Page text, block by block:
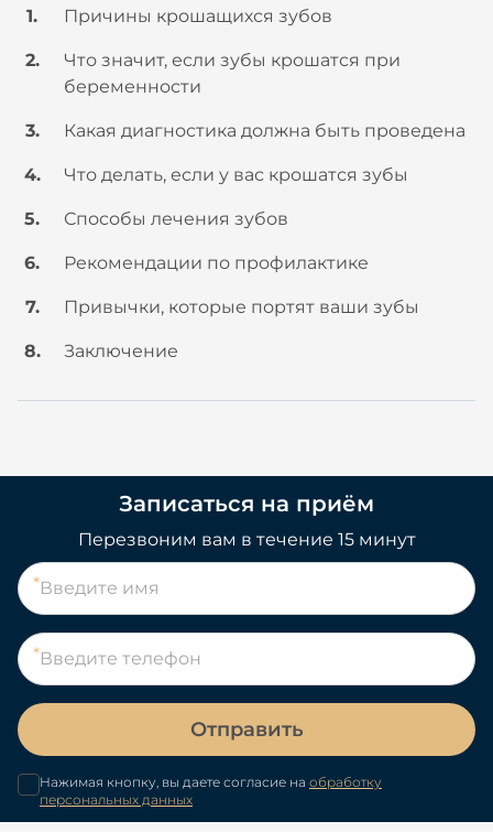
Причины крошащихся зубов
Что значит, если зубы крошатся при
беременности
Какая диагностика должна быть проведена
Что делать, если у вас крошатся зубы
Способы лечения зубов
Рекомендации по профилактике
Привычки, которые портят ваши зубы
Заключение
Записаться на приём
Перезвоним вам в течение 15 минут
Отправить
Нажимая кнопку, вы даете согласие на обработку
персональных данных